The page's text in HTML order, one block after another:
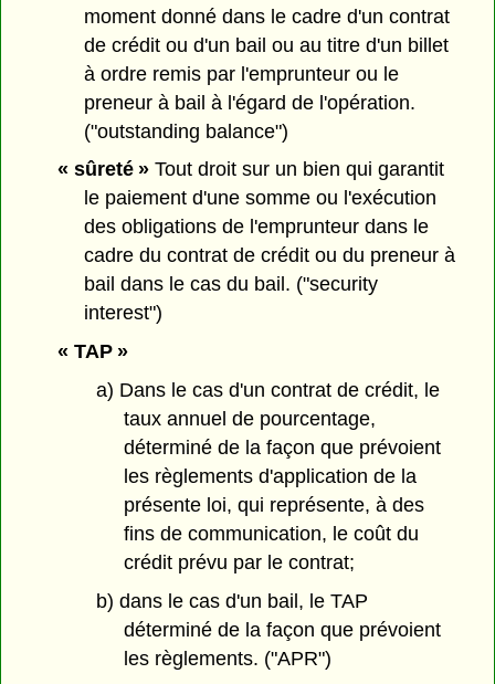
moment donné dans le cadre d'un contrat
de crédit ou d'un bail ou au titre d'un billet
à ordre remis par l'emprunteur ou le
preneur à bail à l'égard de l'opération.
("outstanding balance")
« sûreté »Tout droit sur un bien qui garantit
le paiement d'une somme ou l'exécution
des obligations de l'emprunteur dans le
cadre du contrat de crédit ou du preneur à
bail dans le cas du bail. ("security
interest")
« TAP »
a) Dans le cas d'un contrat de crédit, le
taux annuel de pourcentage,
déterminé de la façon que prévoient
les règlements d'application de la
présente loi, qui représente, à des
fins de communication, le coût du
crédit prévu par le contrat;
b) dans le cas d'un bail, le TAP
déterminé de la façon que prévoient
les règlements. ("APR")